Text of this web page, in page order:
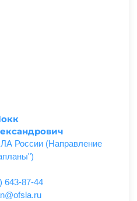
России (Направление
643-87-44